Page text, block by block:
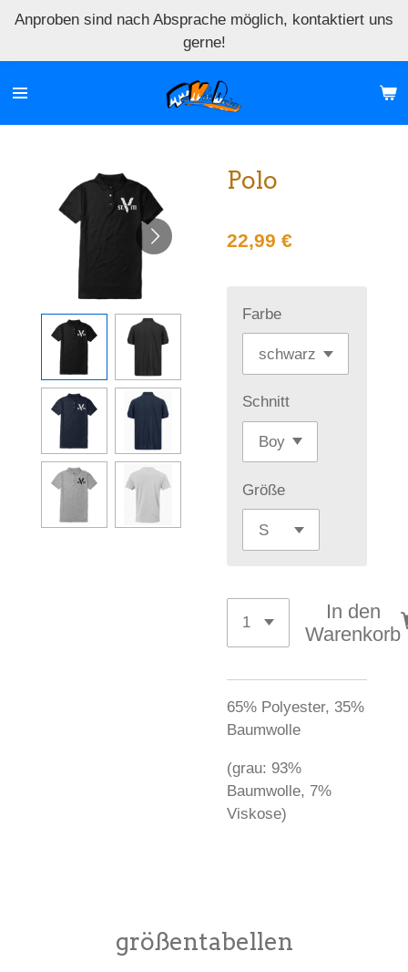
Zum
springen
Anproben sind nach Absprache möglich, kontaktiert uns
gerne!
Polo
22,99 €
Farbe
Schnitt
Größe
In den
Warenkorb
65% Polyester, 35%
Baumwolle
(grau: 93%
Baumwolle, 7%
Viskose)
größentabellen